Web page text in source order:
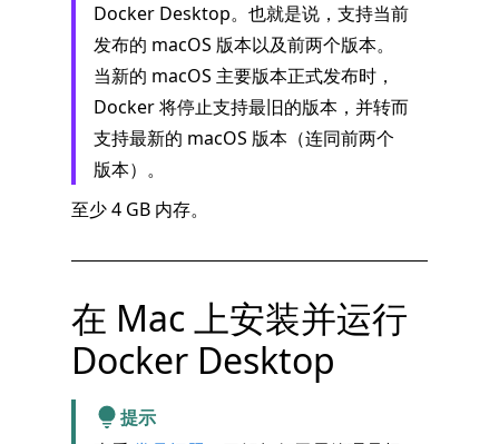
Docker Desktop。也就是说，支持当前
发布的 macOS 版本以及前两个版本。
当新的 macOS 主要版本正式发布时，
Docker 将停止支持最旧的版本，并转而
支持最新的 macOS 版本（连同前两个
版本）。
至少 4 GB 内存。
在 Mac 上安装并运行
Docker Desktop
提示